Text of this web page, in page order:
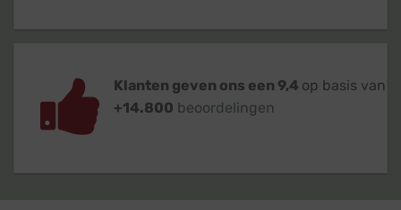
Klanten geven ons een 9,4 op basis van
+14.800 beoordelingen